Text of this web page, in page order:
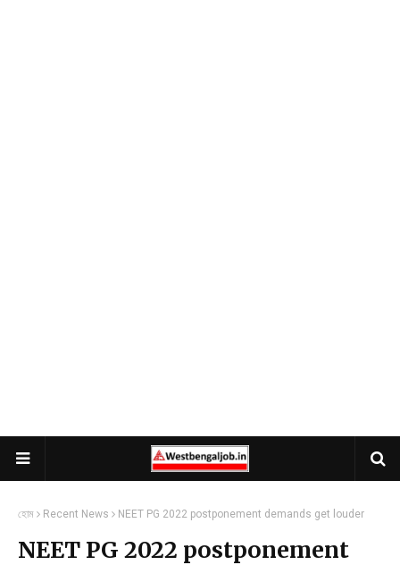
হোম Recent News NEET PG 2022 postponement demands get louder
NEET PG 2022 postponement